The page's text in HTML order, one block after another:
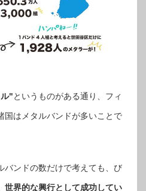
"というものがある通り、フィ
国はメタルバンドが多いことで
バンドの数だけで考えても、び
世界的な興行として成功してい